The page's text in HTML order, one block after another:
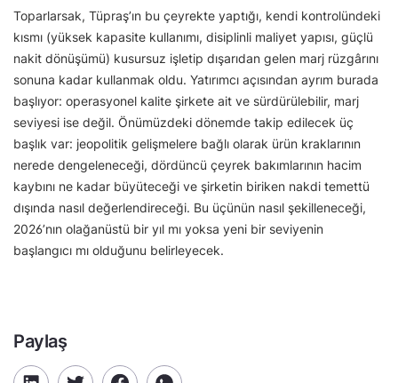
Toparlarsak, Tüpraş’ın bu çeyrekte yaptığı, kendi kontrolündeki
kısmı (yüksek kapasite kullanımı, disiplinli maliyet yapısı, güçlü
nakit dönüşümü) kusursuz işletip dışarıdan gelen marj rüzgârını
sonuna kadar kullanmak oldu. Yatırımcı açısından ayrım burada
başlıyor: operasyonel kalite şirkete ait ve sürdürülebilir, marj
seviyesi ise değil. Önümüzdeki dönemde takip edilecek üç
başlık var: jeopolitik gelişmelere bağlı olarak ürün kraklarının
nerede dengeleneceği, dördüncü çeyrek bakımlarının hacim
kaybını ne kadar büyüteceği ve şirketin biriken nakdi temettü
dışında nasıl değerlendireceği. Bu üçünün nasıl şekilleneceği,
2026’nın olağanüstü bir yıl mı yoksa yeni bir seviyenin
başlangıcı mı olduğunu belirleyecek.
Paylaş